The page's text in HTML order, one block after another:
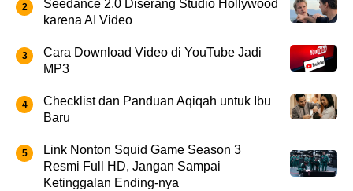
Seedance 2.0 Diserang Studio Hollywood
karena AI Video
Cara Download Video di YouTube Jadi
MP3
Checklist dan Panduan Aqiqah untuk Ibu
Baru
Link Nonton Squid Game Season 3
Resmi Full HD, Jangan Sampai
Ketinggalan Ending-nya